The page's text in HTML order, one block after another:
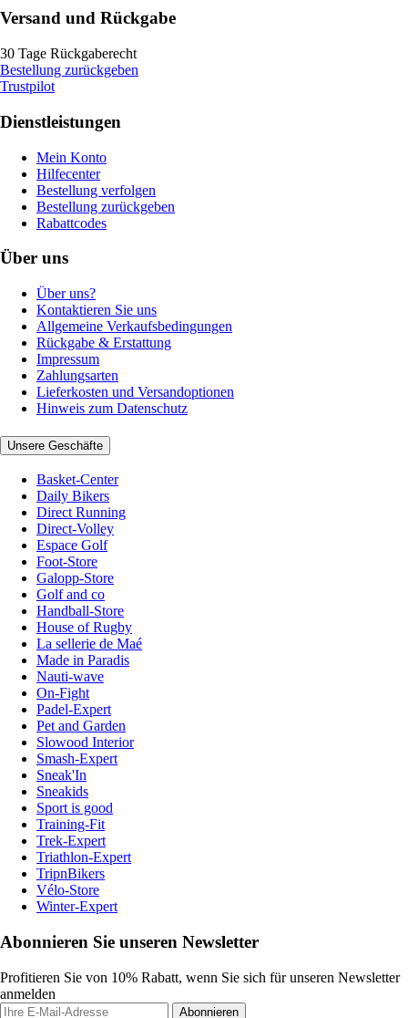
Versand und Rückgabe
30 Tage Rückgaberecht
Bestellung zurückgeben
Trustpilot
Dienstleistungen
Mein Konto
Hilfecenter
Bestellung verfolgen
Bestellung zurückgeben
Rabattcodes
Über uns
Über uns?
Kontaktieren Sie uns
Allgemeine Verkaufsbedingungen
Rückgabe & Erstattung
Impressum
Zahlungsarten
Lieferkosten und Versandoptionen
Hinweis zum Datenschutz
Unsere Geschäfte
Basket-Center
Daily Bikers
Direct Running
Direct-Volley
Espace Golf
Foot-Store
Galopp-Store
Golf and co
Handball-Store
House of Rugby
La sellerie de Maé
Made in Paradis
Nauti-wave
On-Fight
Padel-Expert
Pet and Garden
Slowood Interior
Smash-Expert
Sneak'In
Sneakids
Sport is good
Training-Fit
Trek-Expert
Triathlon-Expert
TripnBikers
Vélo-Store
Winter-Expert
Abonnieren Sie unseren Newsletter
Profitieren Sie von 10% Rabatt, wenn Sie sich für unseren Newsletter
anmelden
Abonnieren